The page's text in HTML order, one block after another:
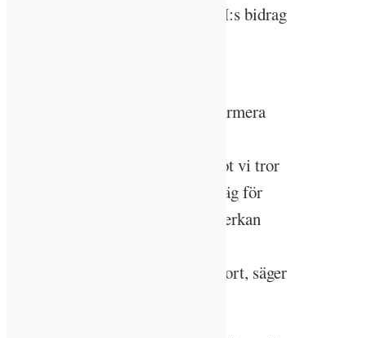
nyckelfaktorer när det gäller LTH:s bidrag
– Profilområdena är ett sätt att formera
tvärvetenskapliga forskning, något vi tror
är en nödvändighet för att bana väg för
LTH:s framtida strategiska samverkan
forskargrupper och samhället i stort, säger